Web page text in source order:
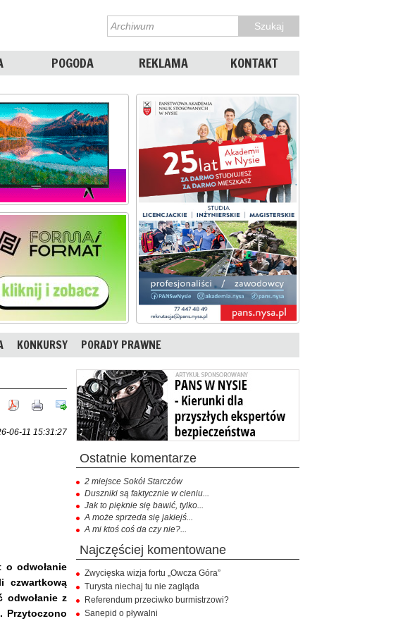
POGODA REKLAMA KONTAKT
KONKURSY PORADY PRAWNE
06-11 15:31:27
o odwołanie
czwartkową
odwołanie z
Przytoczono
ostatnie komentarze
2 miejsce Sokół Starczów
Duszniki są faktycznie w cieniu...
Jak to pięknie się bawić, tylko...
A może sprzeda się jakiejś...
A mi ktoś coś da czy nie?...
najczęściej komentowane
Zwycięska wizja fortu „Owcza Góra”
Turysta niechaj tu nie zagląda
Referendum przeciwko burmistrzowi?
Sanepid o pływalni